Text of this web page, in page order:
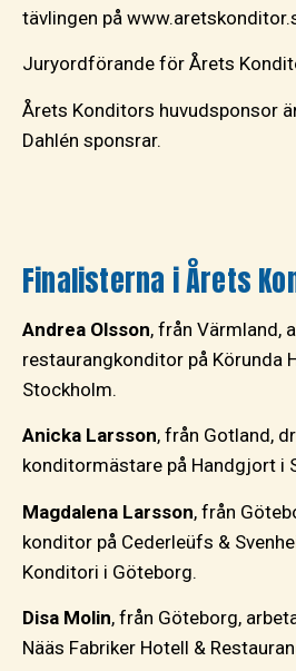
tävlingen på
Juryordförande för Årets
Årets Konditors huvudsponsor
Dahlén sponsrar.
Finalisterna i Årets
Andrea Olsson, från Värmland,
restaurangkonditor på Körunda
Stockholm.
Anicka Larsson, från Gotland,
konditormästare på Handgjort i
Magdalena Larsson, från
konditor på Cederleüfs &
Konditori i Göteborg.
Disa Molin, från Göteborg,
Nääs Fabriker Hotell &